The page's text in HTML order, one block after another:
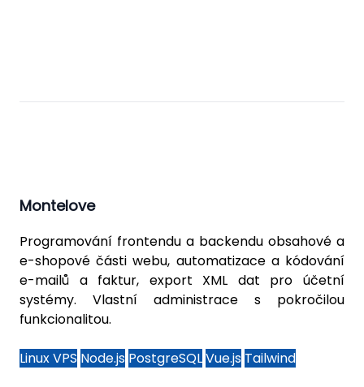
Montelove
Programování frontendu a backendu obsahové a
e-shopové části webu, automatizace a kódování
e-mailů a faktur, export XML dat pro účetní
systémy. Vlastní administrace s pokročilou
funkcionalitou.
Linux VPS Node.js PostgreSQLVue.js Tailwind